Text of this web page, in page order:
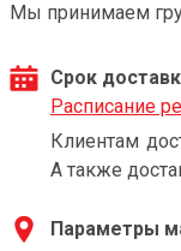
Мы принимаем
Срок
Расписание
Клиентам
А также
Параметры